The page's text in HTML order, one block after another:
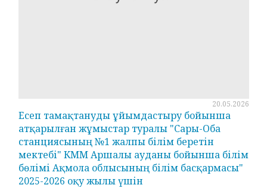
20.05.2026
Есеп тамақтануды ұйымдастыру бойынша
атқарылған жұмыстар туралы "Сары-Оба
станциясының №1 жалпы білім беретін
мектебі" КММ Аршалы ауданы бойынша білім
бөлімі Ақмола облысының білім басқармасы"
2025-2026 оқу жылы үшін